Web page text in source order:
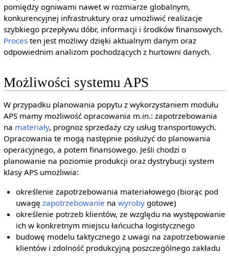
pomiędzy ogniwami nawet w rozmiarze globalnym,
konkurencyjnej infrastruktury oraz umożliwić realizacje
szybkiego przepływu dóbr, informacji i środków finansowych.
Procesten jest możliwy dzięki aktualnym danym oraz
odpowiednim analizom pochodzących z hurtowni danych.
Możliwości systemu APS
W przypadku planowania popytu z wykorzystaniem modułu
APS mamy możliwość opracowania m.in.: zapotrzebowania
na materiały, prognoz sprzedaży czy usług transportowych.
Opracowania te mogą następnie posłużyć do planowania
operacyjnego, a potem finansowego. Jeśli chodzi o
planowanie na poziomie produkcji oraz dystrybucji system
klasy APS umożliwia:
określenie zapotrzebowania materiałowego (biorąc pod
uwagęzapotrzebowanie nawyroby gotowe)
określenie potrzeb klientów, ze względu na występowanie
ich w konkretnym miejscu łańcucha logistycznego
budowę modelu taktycznego z uwagi na zapotrzebowanie
klientów i zdolność produkcyjną poszczególnego zakładu